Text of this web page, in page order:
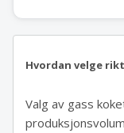
Hvordan velge
Valg av gass